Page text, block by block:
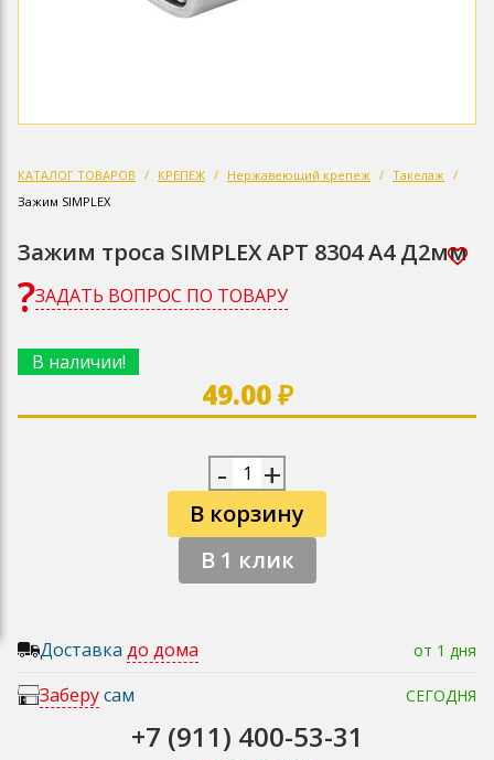
КАТАЛОГ ТОВАРОВ КРЕПЕЖ Нержавеющий крепеж
Такелаж
Зажим SIMPLEX
Зажим троса SIMPLEX АРТ 8304 А4 Д2мм
ЗАДАТЬ ВОПРОС ПО ТОВАРУ
В наличии!
49.00 ₽
- +
В корзину
В 1 клик
Доставка до дома от 1 дня
Заберусам СЕГОДНЯ
+7 (911) 400-53-31